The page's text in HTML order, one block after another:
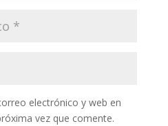
electrónico y web en
vez que comente.